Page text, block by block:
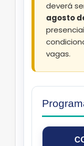
deverá
agosto
vagas.